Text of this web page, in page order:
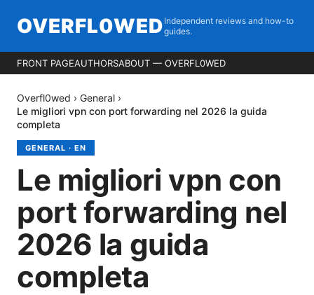
OVERFL0WED Independent reviews and how-to
guides.
FRONT PAGEAUTHORSABOUT — OVERFL0WED
Overfl0wed › General ›
Le migliori vpn con port forwarding nel 2026 la guida
completa
GENERAL · EN
Le migliori vpn con
port forwarding nel
2026 la guida
completa